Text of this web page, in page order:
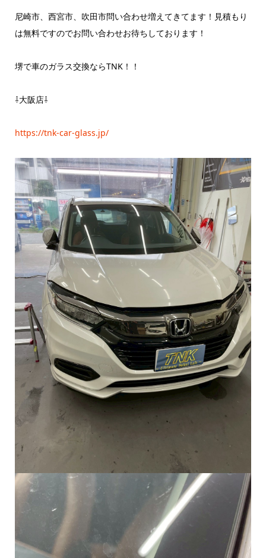
尼崎市、西宮市、吹田市問い合わせ増えてきてます！見積もり
は無料ですのでお問い合わせお待ちしております！
堺で車のガラス交換ならTNK！！
⇩大阪店⇩
https://tnk-car-glass.jp/